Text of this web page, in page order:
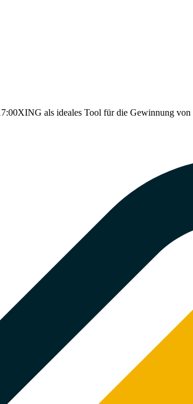
XING als ideales Tool für die Gewinnung von